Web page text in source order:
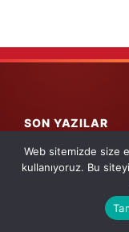
SON YAZILAR
7846 Sayılı
Edilmeyen Katma
SGK İş Kazaları ve
Web sitemizde size
kullanıyoruz. Bu